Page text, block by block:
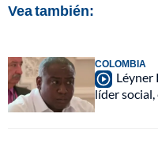
Vea también:
COLOMBIA
Léyner
líder